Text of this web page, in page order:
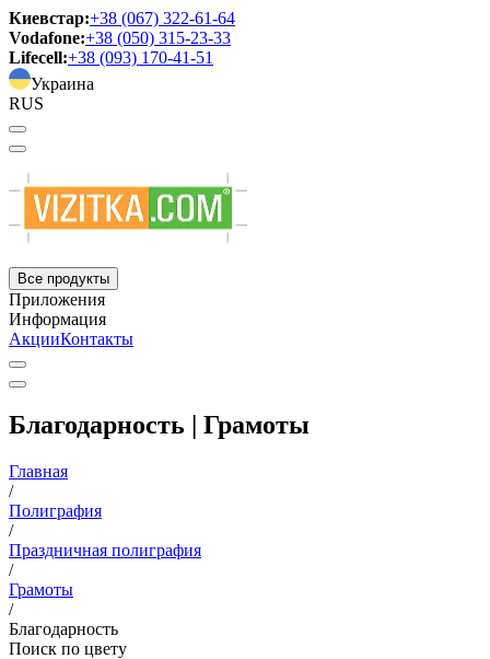
Киевстар:+38 (067) 322-61-64
Vodafone:+38 (050) 315-23-33
Lifecell:+38 (093) 170-41-51
Украина
RUS
Все продукты
Приложения
Информация
АкцииКонтакты
Благодарность | Грамоты
Главная
/
Полиграфия
/
Праздничная полиграфия
/
Грамоты
/
Благодарность
Поиск по цвету